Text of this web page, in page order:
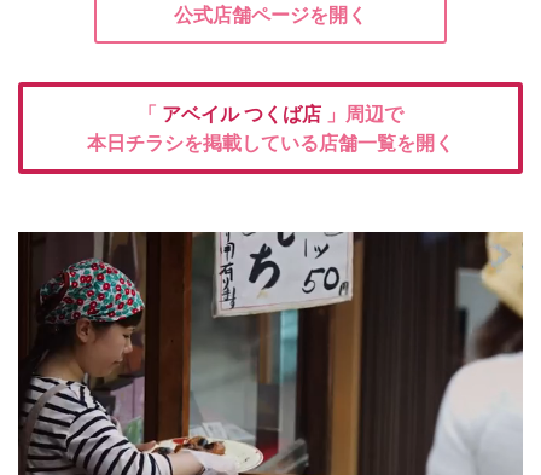
公式店舗ページを開く
「 アベイルつくば店 」周辺で
本日チラシを掲載している店舗一覧を開く